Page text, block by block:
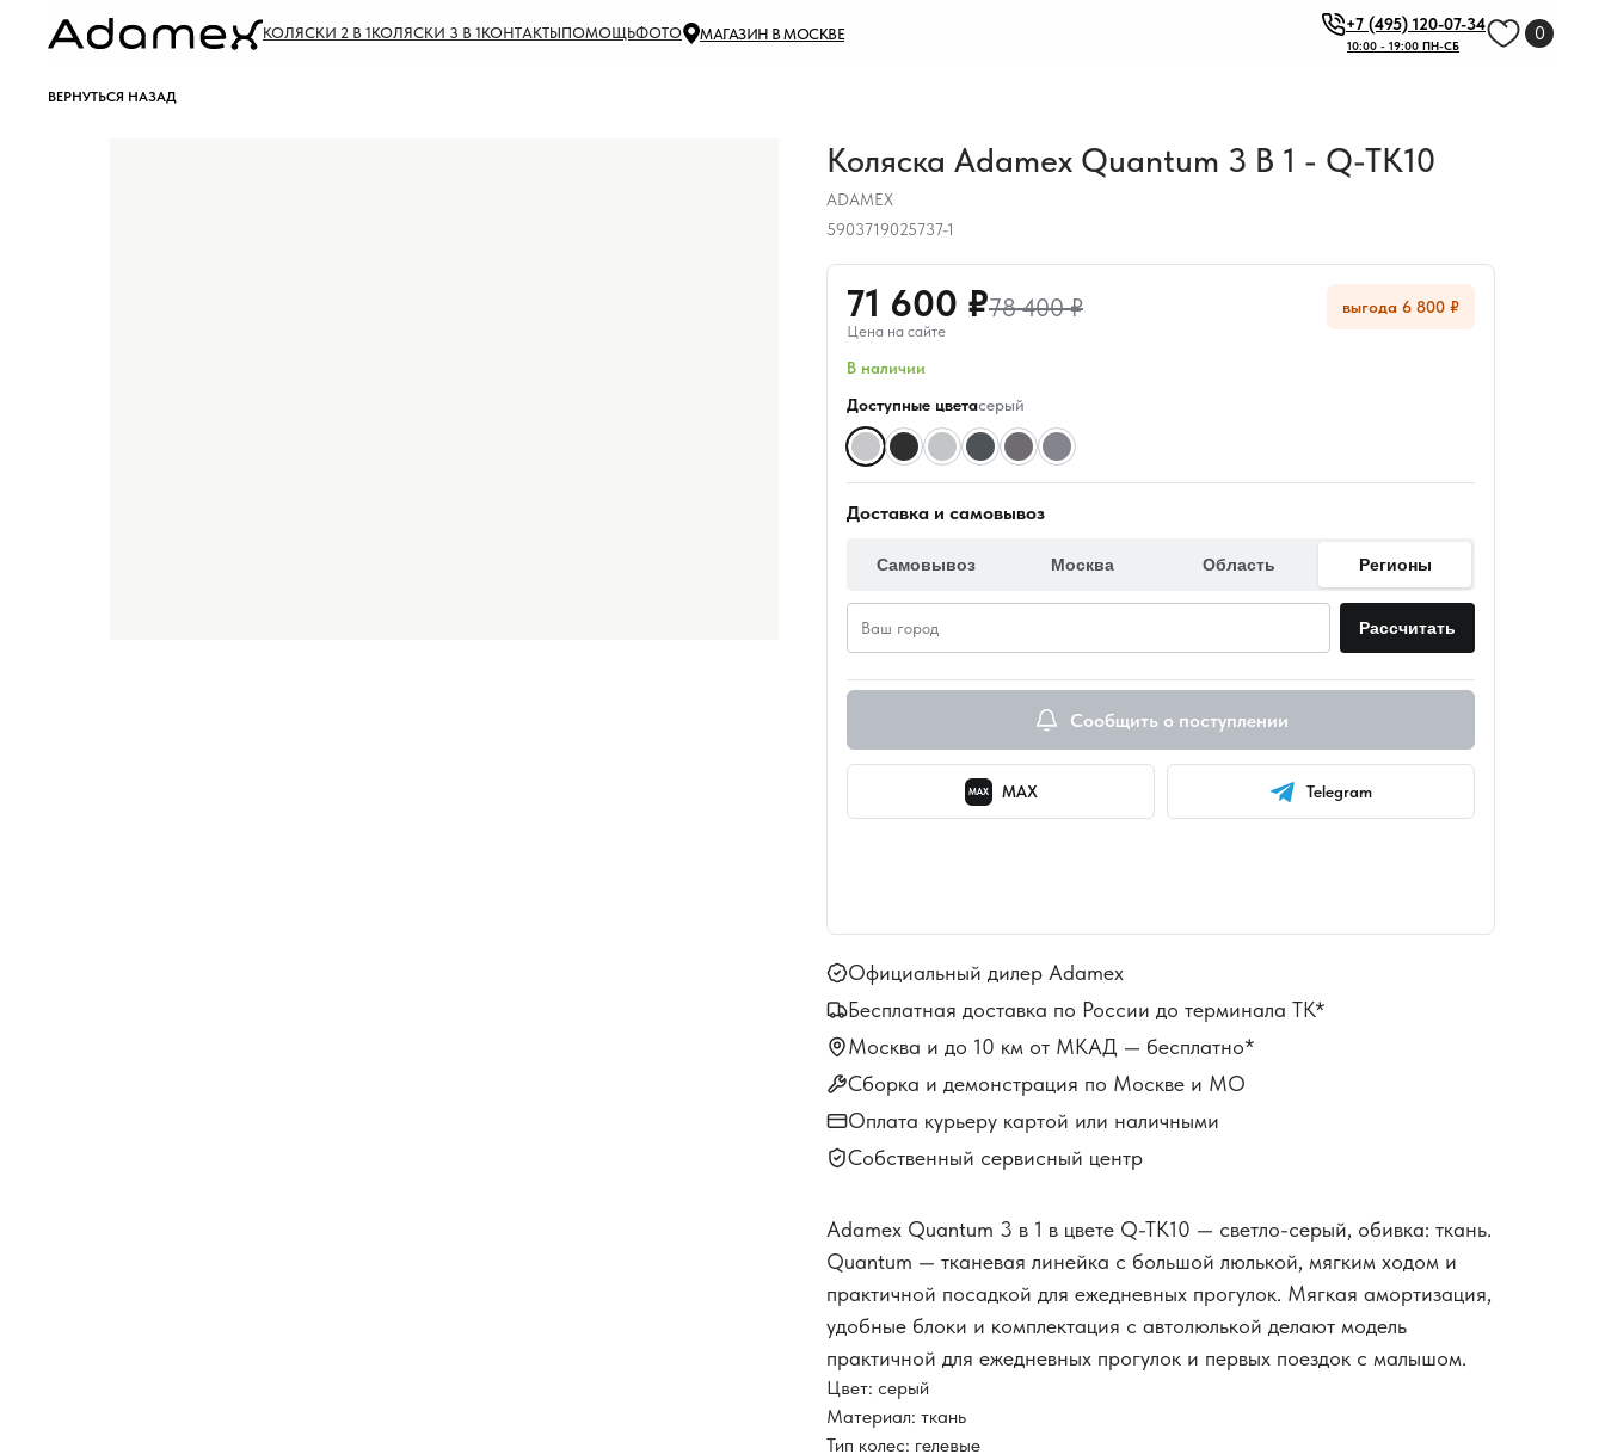
КОЛЯСКИ 2 В 1КОЛЯСКИ 3 В 1КОНТАКТЫПОМОЩЬФОТО МАГАЗИН В МОСКВЕ +7 (495) 120-07-34
10:00 - 19:00 ПН-СБ
0
ВЕРНУТЬСЯ НАЗАД
Коляска Adamex Quantum 3 В 1 - Q-TK10
ADAMEX
5903719025737-1
71 600 ₽78 400 ₽
Цена на сайте
выгода 6 800 ₽
В наличии
Доступные цветасерый
Доставка и самовывоз
Самовывоз Москва Область Регионы
Рассчитать
Сообщить о поступлении
MAX MAX Telegram
Официальный дилер Adamex
Бесплатная доставка по России до терминала ТК*
Москва и до 10 км от МКАД — бесплатно*
Сборка и демонстрация по Москве и МО
Оплата курьеру картой или наличными
Собственный сервисный центр
Adamex Quantum 3 в 1 в цвете Q-TK10 — светло-серый, обивка: ткань.
Quantum — тканевая линейка с большой люлькой, мягким ходом и
практичной посадкой для ежедневных прогулок. Мягкая амортизация,
удобные блоки и комплектация с автолюлькой делают модель
практичной для ежедневных прогулок и первых поездок с малышом.
Цвет: серый
Материал: ткань
Тип колес: гелевые